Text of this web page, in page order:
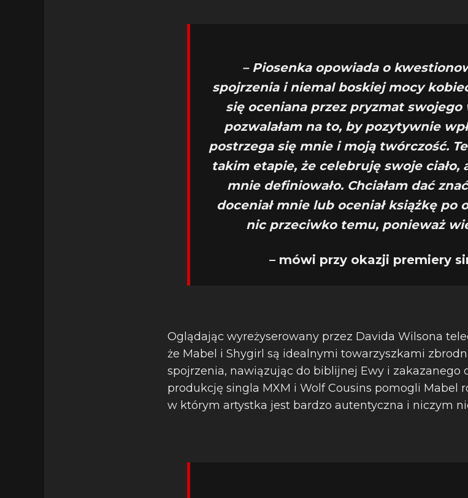
– Piosenka opowiada o
spojrzenia i niemal boskiej mocy
się oceniana przez pryzmat swojego
pozwalałam na to, by pozytywnie
postrzega się mnie i moją twórczość.
takim etapie, że celebruję swoje ciało,
mnie definiowało. Chciałam dać
doceniał mnie lub oceniał książkę po
nic przeciwko temu, ponieważ
– mówi przy okazji premiery
Oglądając wyreżyserowany przez Davida Wilsona
że Mabel i Shygirl są idealnymi towarzyszkami
spojrzenia, nawiązując do biblijnej Ewy i zakazanego
produkcję singla MXM i Wolf Cousins pomogli Mabel
w którym artystka jest bardzo autentyczna i niczym